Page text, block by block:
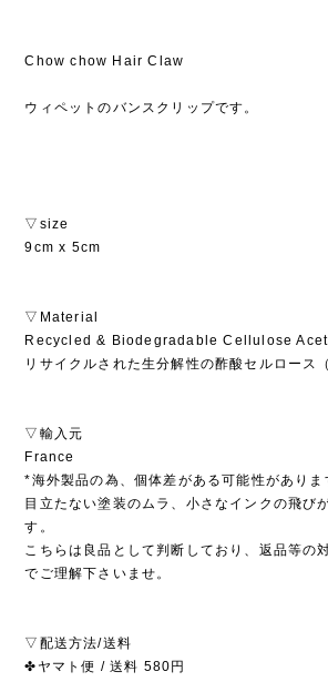
Chow chow Hair Claw
ウィペットのバンスクリップです。
▽size
9cm x 5cm
▽Material
Recycled & Biodegradable Cellulose
リサイクルされた生分解性の酢酸セルロース
▽輸入元
France
*海外製品の為、個体差がある可能性がありま
目立たない塗装のムラ、小さなインクの飛び
す。
こちらは良品として判断しており、返品等の
でご理解下さいませ。
▽配送方法/送料
✤ヤマト便 / 送料 580円